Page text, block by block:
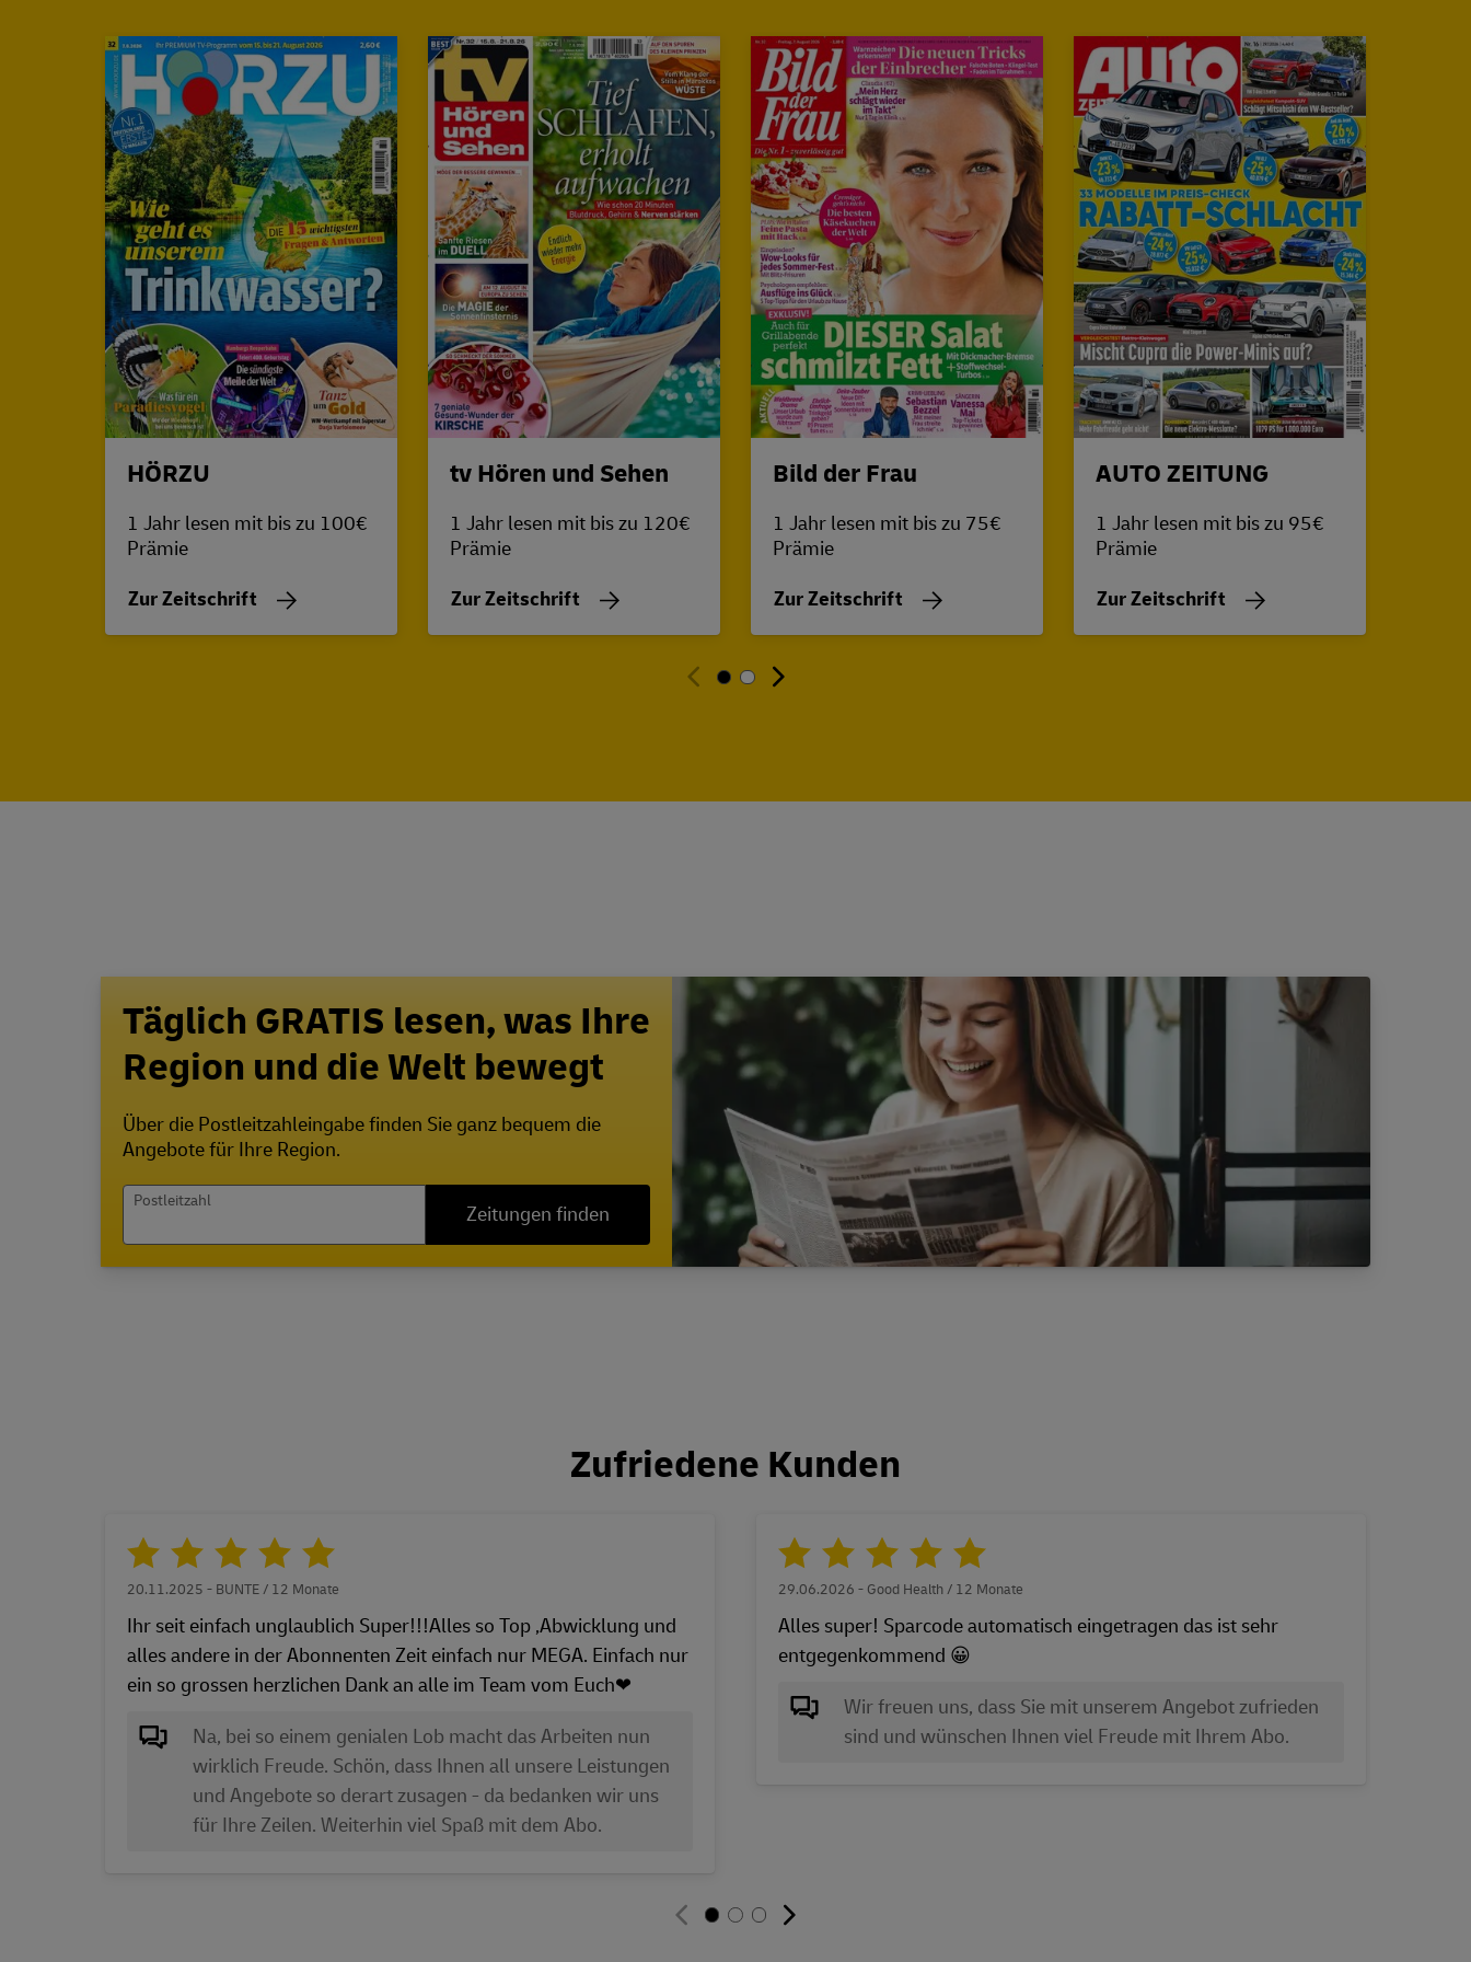
HÖRZU
1 Jahr lesen mit bis zu 100€
Prämie
Zur Zeitschrift
tv Hören und Sehen
1 Jahr lesen mit bis zu 120€
Prämie
Zur Zeitschrift
Bild der Frau
1 Jahr lesen mit bis zu 75€
Prämie
Zur Zeitschrift
AUTO ZEITUNG
1 Jahr lesen mit bis zu 95€
Prämie
Zur Zeitschrift
Täglich GRATIS lesen, was Ihre
Region und die Welt bewegt
Über die Postleitzahleingabe finden Sie ganz bequem die
Angebote für Ihre Region.
Postleitzahl
Zeitungen finden
Zufriedene Kunden
20.11.2025 - BUNTE / 12 Monate
Ihr seit einfach unglaublich Super!!!Alles so Top ,Abwicklung und
alles andere in der Abonnenten Zeit einfach nur MEGA. Einfach nur
ein so grossen herzlichen Dank an alle im Team vom Euch❤
Na, bei so einem genialen Lob macht das Arbeiten nun
wirklich Freude. Schön, dass Ihnen all unsere Leistungen
und Angebote so derart zusagen - da bedanken wir uns
für Ihre Zeilen. Weiterhin viel Spaß mit dem Abo.
29.06.2026 - Good Health / 12 Monate
Alles super! Sparcode automatisch eingetragen das ist sehr
entgegenkommend 😀
Wir freuen uns, dass Sie mit unserem Angebot zufrieden
sind und wünschen Ihnen viel Freude mit Ihrem Abo.